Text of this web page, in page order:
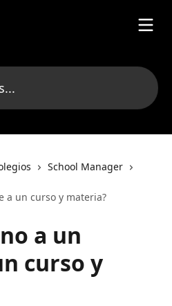
School Manager
a un curso y materia?
a un
curso y